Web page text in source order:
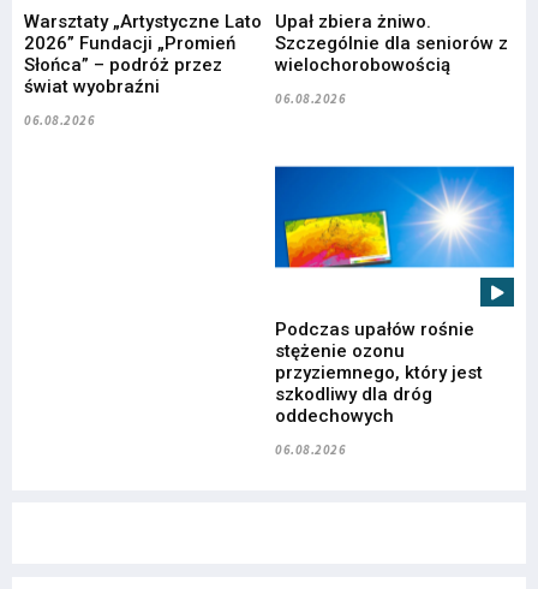
Warsztaty „Artystyczne Lato
2026” Fundacji „Promień
Słońca” – podróż przez
świat wyobraźni
06.08.2026
Upał zbiera żniwo.
Szczególnie dla seniorów z
wielochorobowością
06.08.2026
Podczas upałów rośnie
stężenie ozonu
przyziemnego, który jest
szkodliwy dla dróg
oddechowych
06.08.2026